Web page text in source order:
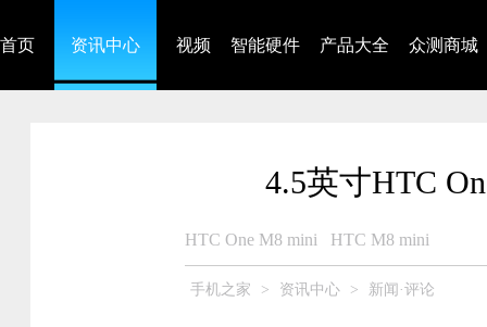
首页 资讯中心 视频 智能硬件 产品大全 众测商城
4.5英寸HTC
HTC One M8 mini HTC M8 mini
手机之家 > 资讯中心 > 新闻·评论